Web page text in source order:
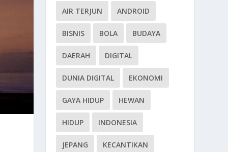
AIR TERJUN ANDROID
BISNIS BOLA BUDAYA
DAERAH DIGITAL
DUNIA DIGITAL EKONOMI
GAYA HIDUP HEWAN
HIDUP INDONESIA
JEPANG KECANTIKAN